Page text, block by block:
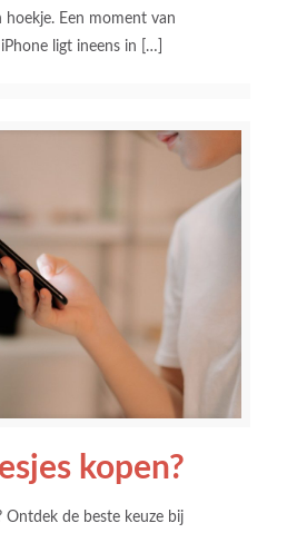
hoekje. Een moment van
ligt ineens in […]
kopen?
Ontdek de beste keuze bij